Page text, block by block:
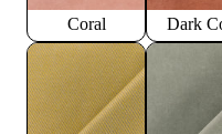
Coral Dark